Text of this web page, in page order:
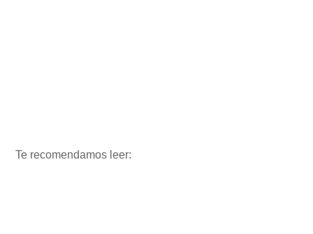
Te recomendamos leer: